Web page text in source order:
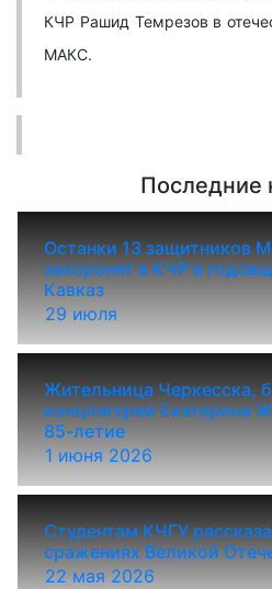
КЧР Рашид Темрезов в
МАКС.
Последние
29 июля
Останки 13 защитников
захоронят в КЧР в
Кавказ
1 июня 2026
Жительница Черкесска,
концлагерей Екатерина
85-летие
22 мая 2026
Студентам КЧГУ
сражениях Великой